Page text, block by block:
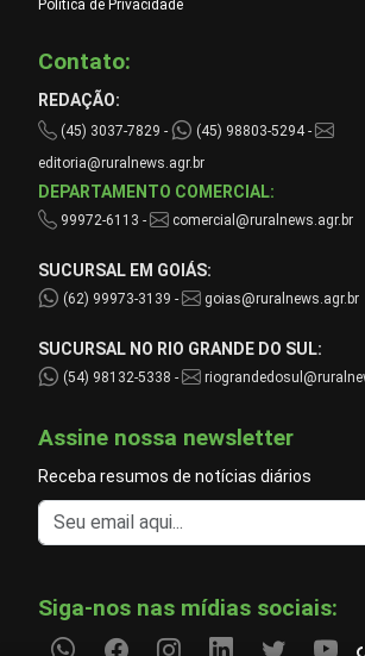
Política de Privacidade
Contato:
REDAÇÃO:
(45) 3037-7829 -
(45) 98803-5294 -
editoria@ruralnews.agr.br
DEPARTAMENTO COMERCIAL:
99972-6113 - comercial@ruralnews.agr.br
SUCURSAL EM GOIÁS:
(62) 99973-3139 - goias@ruralnews.agr.br
SUCURSAL NO RIO GRANDE DO SUL:
(54) 98132-5338 -
Assine nossa newsletter
Receba resumos de notícias diários
Siga-nos nas mídias sociais: